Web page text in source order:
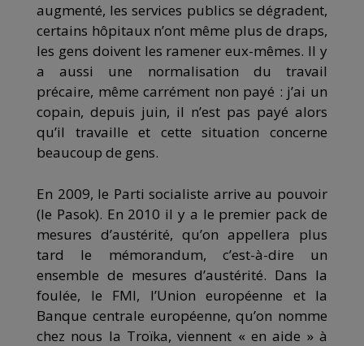
augmenté, les services publics se dégradent,
certains hôpitaux n’ont même plus de draps,
les gens doivent les ramener eux-mêmes. Il y
a aussi une normalisation du travail
précaire, même carrément non payé : j’ai un
copain, depuis juin, il n’est pas payé alors
qu’il travaille et cette situation concerne
beaucoup de gens.
En 2009, le Parti socialiste arrive au pouvoir
(le Pasok). En 2010 il y a le premier pack de
mesures d’austérité, qu’on appellera plus
tard le mémorandum, c’est-à-dire un
ensemble de mesures d’austérité. Dans la
foulée, le FMI, l’Union européenne et la
Banque centrale européenne, qu’on nomme
chez nous la Troïka, viennent « en aide » à